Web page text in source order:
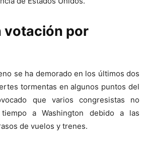
votación por
se ha demorado en los últimos dos
tormentas en algunos puntos del
que varios congresistas no
a Washington debido a las
de vuelos y trenes.